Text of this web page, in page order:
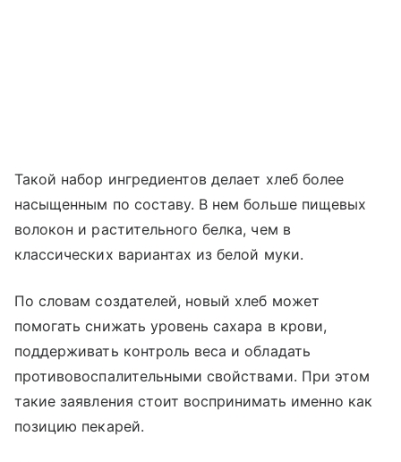
Такой набор ингредиентов делает хлеб более
насыщенным по составу. В нем больше пищевых
волокон и растительного белка, чем в
классических вариантах из белой муки.
По словам создателей, новый хлеб может
помогать снижать уровень сахара в крови,
поддерживать контроль веса и обладать
противовоспалительными свойствами. При этом
такие заявления стоит воспринимать именно как
позицию пекарей.